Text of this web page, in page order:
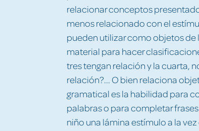
relacionar conceptos
menos relacionado con el
pueden utilizar como objetos de
material para hacer
tres tengan relación y la cuarta,
relación?... O bien relaciona
gramatical es la habilidad para
palabras o para completar
niño una lámina estímulo a la